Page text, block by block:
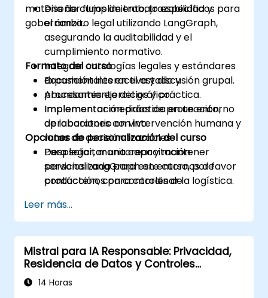
materia de cumplimiento, trazabilidad y
gobernanza.
Diseñar flujos de trabajo específicos para
el ámbito legal utilizando LangGraph,
asegurando la auditabilidad y el
cumplimiento normativo.
Integrar ontologías legales y estándares
documentales en el estado y
procesamiento del gráfico.
Implementar medidas de protección,
aprobaciones con intervención humana y
rutas de decisión trazables.
Desplegar, monitorear y mantener
servicios LangGraph en entornos de
producción, con controles de
Formato del curso
Exposición interactiva y discusión grupal.
Abundantes ejercicios y práctica.
Implementación práctica en un entorno
de laboratorio en vivo.
Opciones de personalización del curso
Para solicitar una capacitación
personalizada para este curso, por favor
contáctenos para coordinar la logística.
Leer más...
Mistral para IA Responsable: Privacidad,
Residencia de Datos y Controles
Empresariales
14 Horas